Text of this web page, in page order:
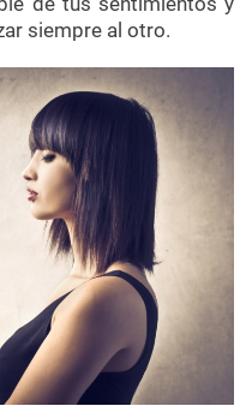
siempre al otro.